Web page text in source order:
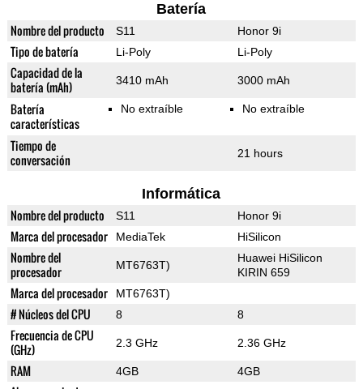
Batería
Nombre del producto S11 Honor 9i
Tipo de batería Li-Poly Li-Poly
Capacidad de la
batería (mAh)
3410 mAh 3000 mAh
Batería
características
No extraíble No extraíble
Tiempo de
conversación
21 hours
Informática
Nombre del producto S11 Honor 9i
Marca del procesador MediaTek HiSilicon
Nombre del
procesador
MT6763T)
Huawei HiSilicon
KIRIN 659
Marca del procesador MT6763T)
# Núcleos del CPU 8 8
Frecuencia de CPU
(GHz)
2.3 GHz 2.36 GHz
RAM 4GB 4GB